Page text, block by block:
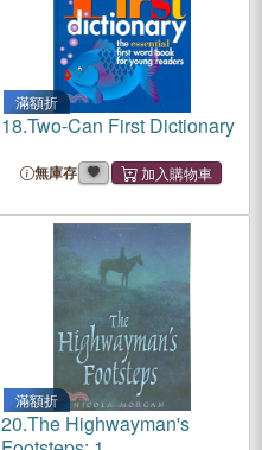
滿額折
18.Two-Can First Dictionary
無庫存
滿額折
20.The Highwayman's